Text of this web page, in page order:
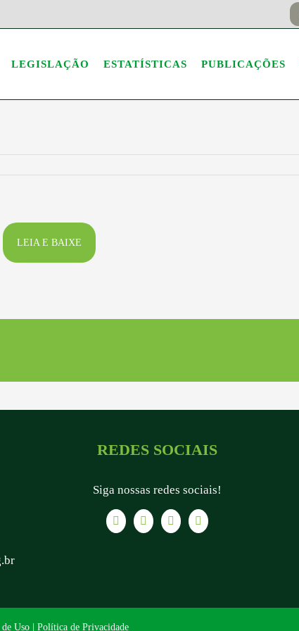
LEGISLAÇÃO ESTATÍSTICAS PUBLICAÇÕES
LEIA E BAIXE
REDES SOCIAIS
Siga nossas redes sociais!
Uso Política de Privacidade